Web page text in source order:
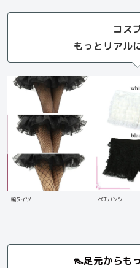
コス
もっとリアル
編タイツ ペチパンツ
👠足元からも